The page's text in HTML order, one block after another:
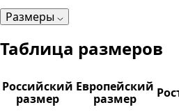
Размеры
Таблица размеров
Российский
размер
Европейский
размер